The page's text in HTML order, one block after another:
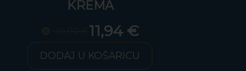
19,90 €
DODAJ U KOŠARICU
19,90 €
DODAJ U KOŠARICU